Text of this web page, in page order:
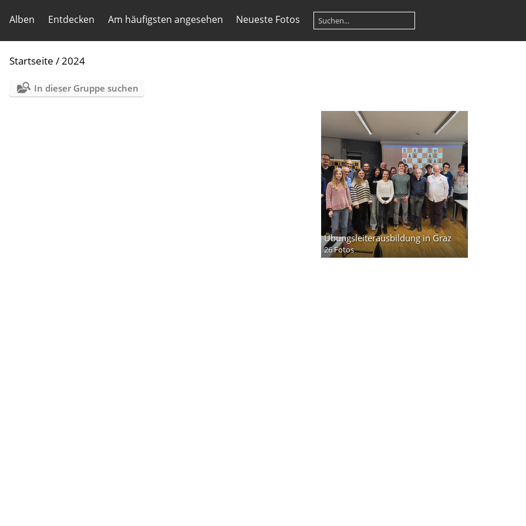
Alben Entdecken Am häufigsten angesehen Neueste Fotos
Startseite /2024
In dieser Gruppe suchen
Übungsleiterausbildung in Graz
26 Fotos